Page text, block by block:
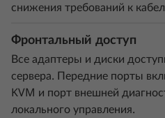
отмечают до 40%
электроэнергию за счет
аппаратного и
Отказ от вентиляторов
делает серверы почти
снижения требований к
Фронтальный доступ
Все адаптеры и диски
сервера. Передние порты
KVM и порт внешней
локального управления.